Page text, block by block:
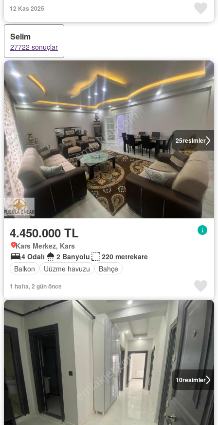
12 Kas 2025
Selim
27722 sonuçlar
25resimler
4.450.000 TL
Kars Merkez, Kars
4 Odalı
2 Banyolu
220 metrekare
Balkon
Uüzme havuzu Bahçe
1 hafta, 2 gün önce
10resimler